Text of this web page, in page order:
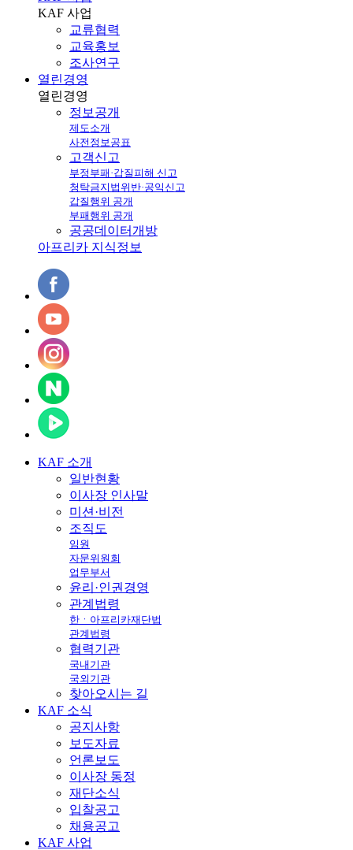
KAF 사업
교류협력
교육홍보
조사연구
열린경영
열린경영
정보공개
제도소개
사전정보공표
고객신고
부정부패·갑질피해 신고
청탁금지법위반·공익신고
갑질행위 공개
부패행위 공개
공공데이터개방
아프리카 지식정보
KAF 소개
일반현황
이사장 인사말
미션·비전
조직도
임원
자문위원회
업무부서
윤리·인권경영
관계법령
한ㆍ아프리카재단법
관계법령
협력기관
국내기관
국외기관
찾아오시는 길
KAF 소식
공지사항
보도자료
언론보도
이사장 동정
재단소식
입찰공고
채용공고
KAF 사업